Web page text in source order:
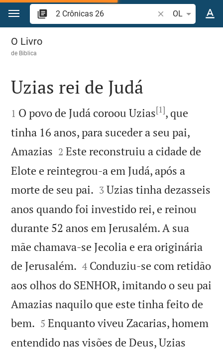
Ir para o conteúdo
Pesquise
OL
2 Crônicas 26
O Livro
de Biblica

Uzias rei de Judá

1 O povo de Judá coroou Uzias[1], que
tinha 16 anos, para suceder a seu pai,
Amazias 

2 Este reconstruiu a cidade de
Elote e reintegrou-a em Judá, após a
morte de seu pai. 

3 Uzias tinha dezasseis
anos quando foi investido rei, e reinou
durante 52 anos em Jerusalém. A sua
mãe chamava-se Jecolia e era originária
de Jerusalém. 

4 Conduziu-se com retidão
aos olhos do SENHOR, imitando o seu pai
Amazias naquilo que este tinha feito de
bem. 

5 Enquanto viveu Zacarias, homem
entendido nas visões de Deus, Uzias